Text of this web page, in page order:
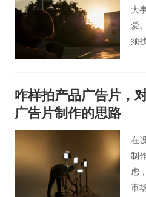
大
爱
须
个
定
咋样拍产品广告片，
广告片制作的思路
在
制
虑
市